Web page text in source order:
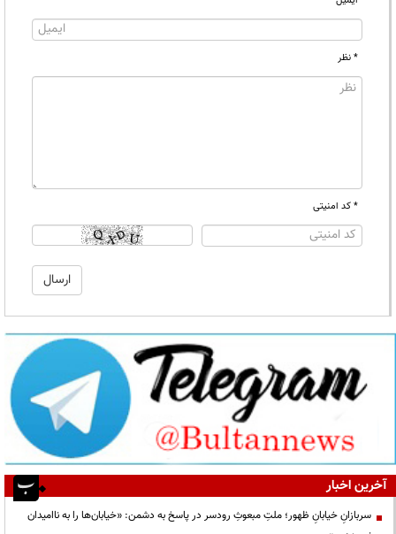
* نظر
* کد امنیتی
آخرین اخبار
سربازانِ خیابانِ ظهور؛ ملتِ مبعوثِ رودسر در پاسخ به دشمن: «خیابان‌ها را به ناامیدان